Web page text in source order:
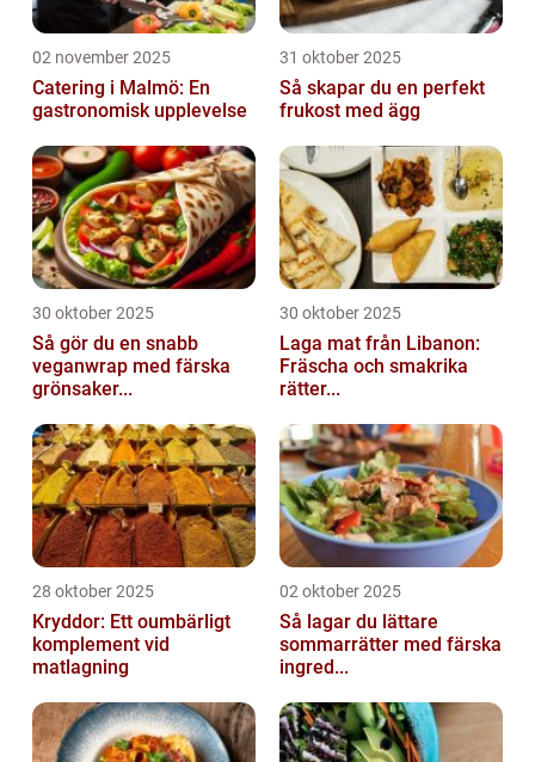
02 november 2025
Catering i Malmö: En
gastronomisk upplevelse
31 oktober 2025
Så skapar du en perfekt
frukost med ägg
30 oktober 2025
Så gör du en snabb
veganwrap med färska
grönsaker...
30 oktober 2025
Laga mat från Libanon:
Fräscha och smakrika
rätter...
28 oktober 2025
Kryddor: Ett oumbärligt
komplement vid
matlagning
02 oktober 2025
Så lagar du lättare
sommarrätter med färska
ingred...